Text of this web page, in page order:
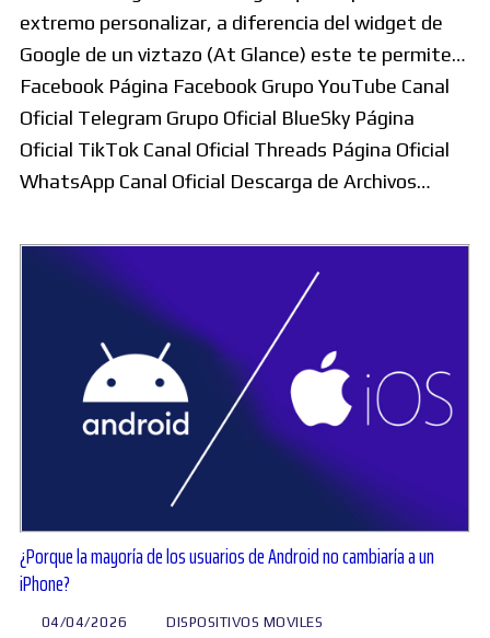
extremo personalizar, a diferencia del widget de
Google de un viztazo (At Glance) este te permite…
Facebook Página Facebook Grupo YouTube Canal
Oficial Telegram Grupo Oficial BlueSky Página
Oficial TikTok Canal Oficial Threads Página Oficial
WhatsApp Canal Oficial Descarga de Archivos…
¿Porque la mayoría de los usuarios de Android no cambiaría a un
iPhone?
04/04/2026 DISPOSITIVOS MOVILES